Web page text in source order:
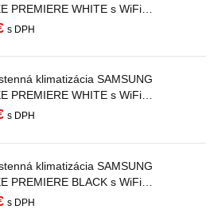
PREMIERE WHITE s WiFi
R32
s DPH
klimatizácia SAMSUNG
PREMIERE WHITE s WiFi
R32
s DPH
klimatizácia SAMSUNG
PREMIERE BLACK s WiFi
R32
s DPH